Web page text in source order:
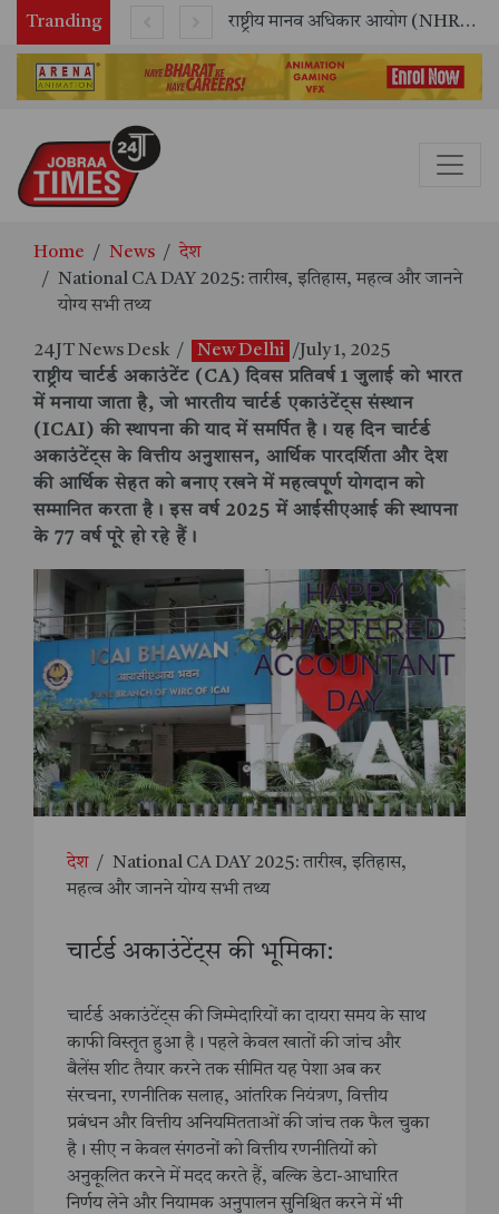
Tranding राष्ट्रीय मानव अधिकार आयोग (NHRC) के ऑनलाइन इंटर्नशिप कार्यक्रम का समापन, 21 राज्यों के छात्रों ने किया सफलतापूर्वक पूर्ण
Home News
देश
National CA DAY 2025: तारीख, इतिहास, महत्व और जानने
योग्य सभी तथ्य
24JT News Desk / New Delhi /July 1, 2025
राष्ट्रीय चार्टर्ड अकाउंटेंट (CA) दिवस प्रतिवर्ष 1 जुलाई को भारत
में मनाया जाता है, जो भारतीय चार्टर्ड एकाउंटेंट्स संस्थान
(ICAI) की स्थापना की याद में समर्पित है। यह दिन चार्टर्ड
अकाउंटेंट्स के वित्तीय अनुशासन, आर्थिक पारदर्शिता और देश
की आर्थिक सेहत को बनाए रखने में महत्वपूर्ण योगदान को
सम्मानित करता है। इस वर्ष 2025 में आईसीएआई की स्थापना
के 77 वर्ष पूरे हो रहे हैं।
देश / National CA DAY 2025: तारीख, इतिहास,
महत्व और जानने योग्य सभी तथ्य
चार्टर्ड अकाउंटेंट्स की भूमिका:
चार्टर्ड अकाउंटेंट्स की जिम्मेदारियों का दायरा समय के साथ
काफी विस्तृत हुआ है। पहले केवल खातों की जांच और
बैलेंस शीट तैयार करने तक सीमित यह पेशा अब कर
संरचना, रणनीतिक सलाह, आंतरिक नियंत्रण, वित्तीय
प्रबंधन और वित्तीय अनियमितताओं की जांच तक फैल चुका
है। सीए न केवल संगठनों को वित्तीय रणनीतियों को
अनुकूलित करने में मदद करते हैं, बल्कि डेटा-आधारित
निर्णय लेने और नियामक अनुपालन सुनिश्चित करने में भी